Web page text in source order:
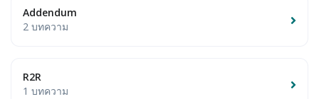
Addendum
2 บทความ
R2R
1 บทความ